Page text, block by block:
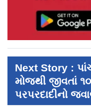
Next Story :
મોજથી જીવતાં
પરપરદાદીનો